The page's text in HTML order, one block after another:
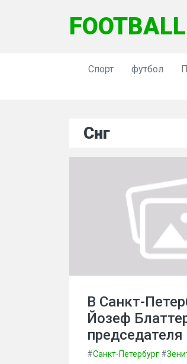
FOOTBALL
Спорт футбол
Снг
В Санкт-
Йозеф
#Санкт-Петербург #